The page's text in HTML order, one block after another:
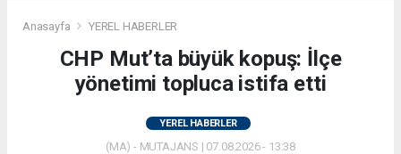
Anasayfa YEREL HABERLER
CHP Mut’ta büyük kopuş: İlçe
yönetimi topluca istifa etti
YEREL HABERLER
(MA) - MUTAJANS | 07.08.2026 - 13:38